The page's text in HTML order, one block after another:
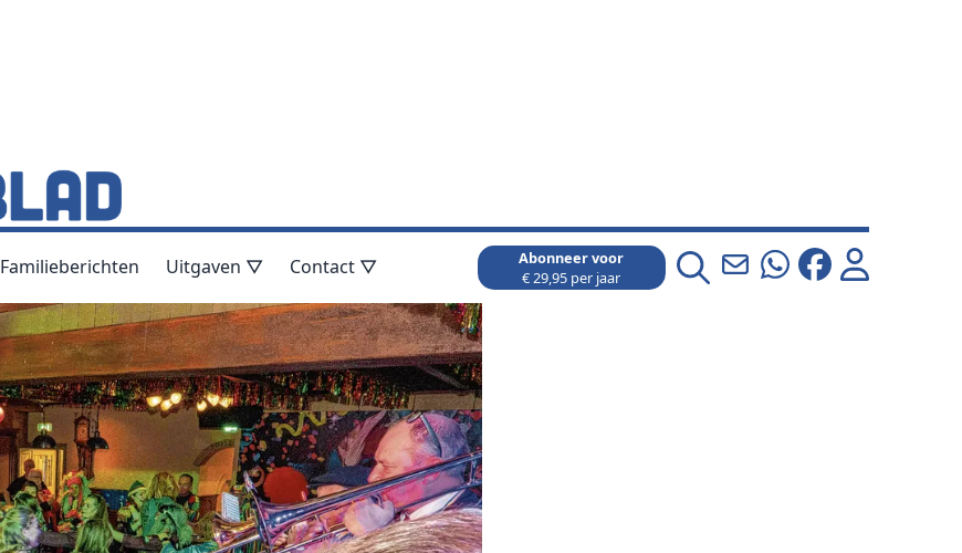
Familieberichten Uitgaven ▽ Contact ▽
Abonneer voor
€ 29,95 per jaar